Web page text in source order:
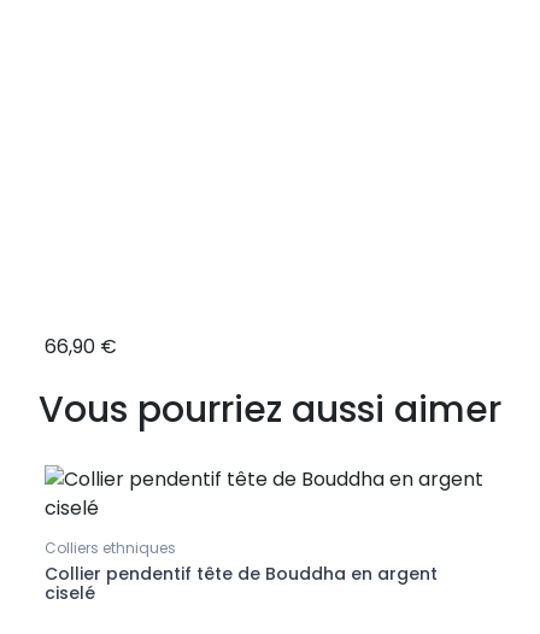
66,90 €
Vous pourriez aussi aimer
Colliers ethniques
Collier pendentif tête de Bouddha en argent
ciselé